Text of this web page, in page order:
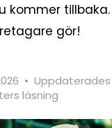
kommer
gör!
• Uppdaterades
läsning